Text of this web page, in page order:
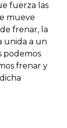
fuerza las
mueve
frenar, la
unida a un
podemos
frenar y